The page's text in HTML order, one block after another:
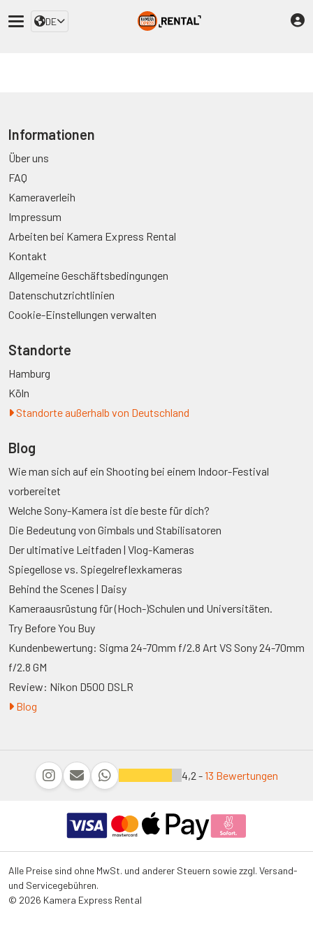
DE
Informationen
Über uns
FAQ
Kameraverleih
Impressum
Arbeiten bei Kamera Express Rental
Kontakt
Allgemeine Geschäftsbedingungen
Datenschutzrichtlinien
Cookie-Einstellungen verwalten
Standorte
Hamburg
Köln
Standorte außerhalb von Deutschland
Blog
Wie man sich auf ein Shooting bei einem Indoor-Festival
vorbereitet
Welche Sony-Kamera ist die beste für dich?
Die Bedeutung von Gimbals und Stabilisatoren
Der ultimative Leitfaden | Vlog-Kameras
Spiegellose vs. Spiegelreflexkameras
Behind the Scenes | Daisy
Kameraausrüstung für (Hoch-)Schulen und Universitäten.
Try Before You Buy
Kundenbewertung: Sigma 24-70mm f/2.8 Art VS Sony 24-70mm
f/2.8 GM
Review: Nikon D500 DSLR
Blog
4,2 -13 Bewertungen
Alle Preise sind ohne MwSt. und anderer Steuern sowie zzgl. Versand-
und Servicegebühren.
© 2026 Kamera Express Rental